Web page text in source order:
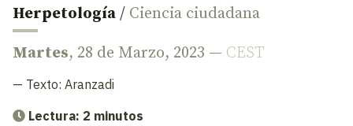
Herpetología / Ciencia ciudadana
Martes, 28 de Marzo, 2023 — CEST
— Texto: Aranzadi
Lectura: 2 minutos